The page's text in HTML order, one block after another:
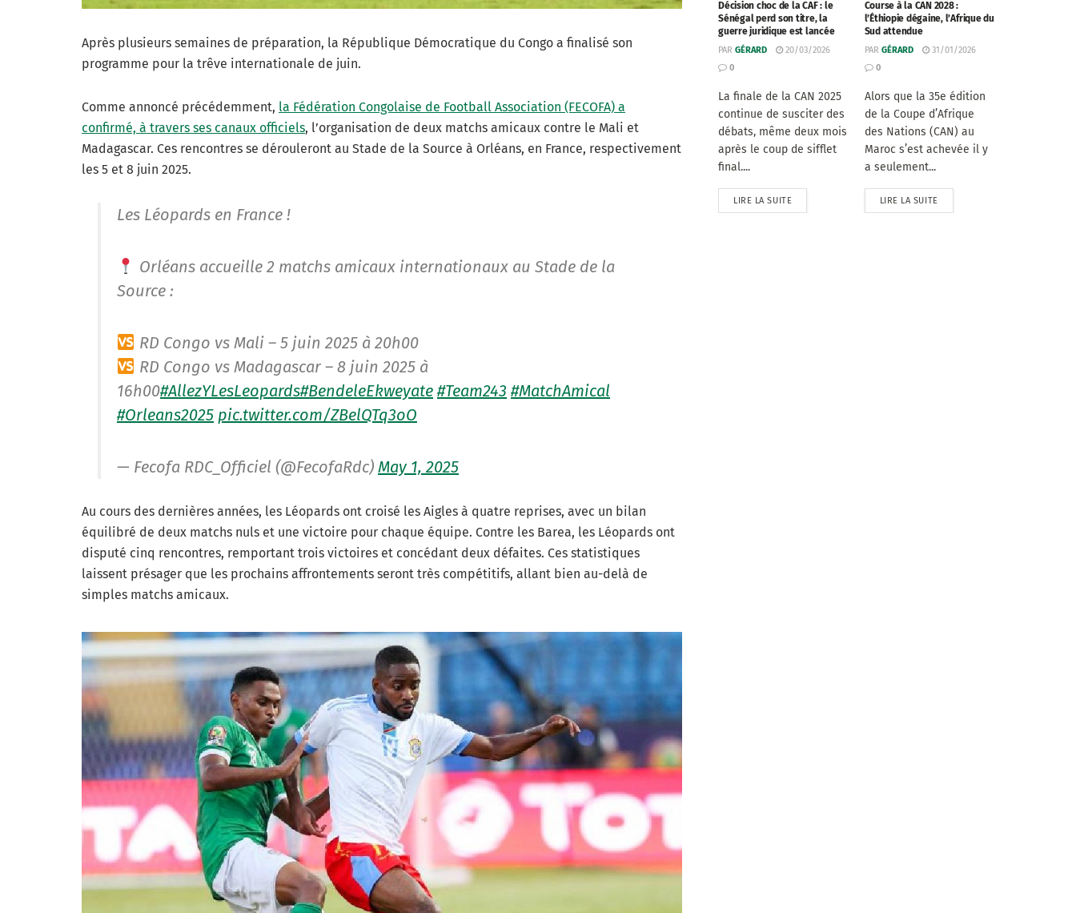
Après plusieurs semaines de préparation, la République Démocratique du Congo a finalisé son
programme pour la trêve internationale de juin.
Comme annoncé précédemment, la Fédération Congolaise de Football Association (FECOFA) a
confirmé, à travers ses canaux officiels, l’organisation de deux matchs amicaux contre le Mali et
Madagascar. Ces rencontres se dérouleront au Stade de la Source à Orléans, en France, respectivement
les 5 et 8 juin 2025.
Les Léopards en France !
Orléans accueille 2 matchs amicaux internationaux au Stade de la
Source :
RD Congo vs Mali – 5 juin 2025 à 20h00
RD Congo vs Madagascar – 8 juin 2025 à
16h00#AllezYLesLeopards#BendeleEkweyate #Team243 #MatchAmical
#Orleans2025 pic.twitter.com/ZBelQTq3oO
— Fecofa RDC_Officiel (@FecofaRdc) May 1, 2025
Au cours des dernières années, les Léopards ont croisé les Aigles à quatre reprises, avec un bilan
équilibré de deux matchs nuls et une victoire pour chaque équipe. Contre les Barea, les Léopards ont
disputé cinq rencontres, remportant trois victoires et concédant deux défaites. Ces statistiques
laissent présager que les prochains affrontements seront très compétitifs, allant bien au-delà de
simples matchs amicaux.
Décision choc de la CAF : le
Sénégal perd son titre, la
guerre juridique est lancée
PAR GÉRARD
20/03/2026
0
La finale de la CAN 2025
continue de susciter des
débats, même deux mois
après le coup de sifflet
final....
LIRE LA SUITE
Course à la CAN 2028 :
l’Éthiopie dégaine, l’Afrique du
Sud attendue
PAR GÉRARD
31/01/2026
0
Alors que la 35e édition
de la Coupe d’Afrique
des Nations (CAN) au
Maroc s’est achevée il y
a seulement...
LIRE LA SUITE